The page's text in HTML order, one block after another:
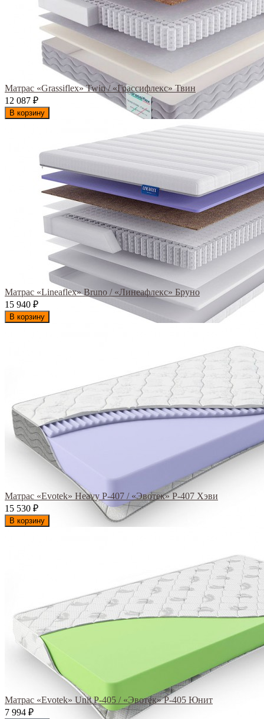
Матрас «Grassiflex» Twin / «Грассифлекс» Твин
12 087 ₽
В корзину
Матрас «Lineaflex» Bruno / «Линеафлекс» Бруно
15 940 ₽
В корзину
Матрас «Evotek» Heavy Р-407 / «Эвотек» Р-407 Хэви
15 530 ₽
В корзину
Матрас «Evotek» Unit Р-405 / «Эвотек» Р-405 Юнит
7 994 ₽